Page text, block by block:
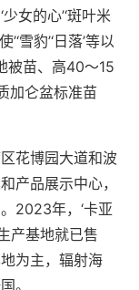
女的心’‘斑叶米
’‘雪豹’‘日落’等以
被苗、高40～15
加仑盆标准苗
花博园大道和波
产品展示中心，
2023年，‘卡亚
生产基地就已售
为主，辐射海
。